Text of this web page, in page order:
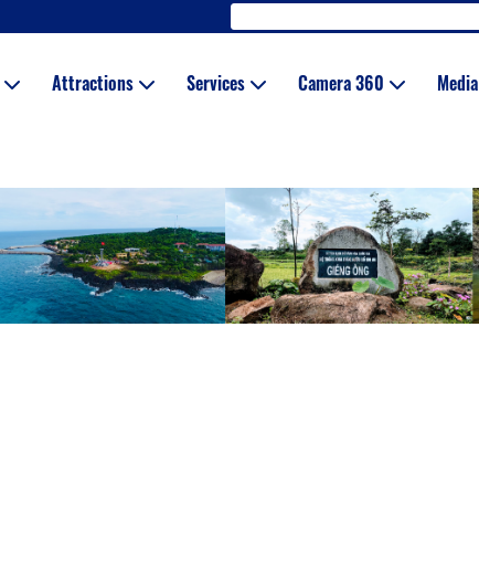
Attractions Services Camera 360 Media